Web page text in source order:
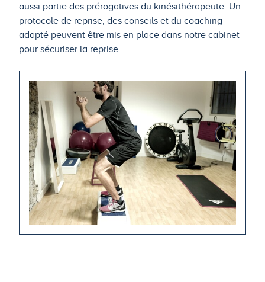
aussi partie des prérogatives du kinésithérapeute. Un
protocole de reprise, des conseils et du coaching
adapté peuvent être mis en place dans notre cabinet
pour sécuriser la reprise.